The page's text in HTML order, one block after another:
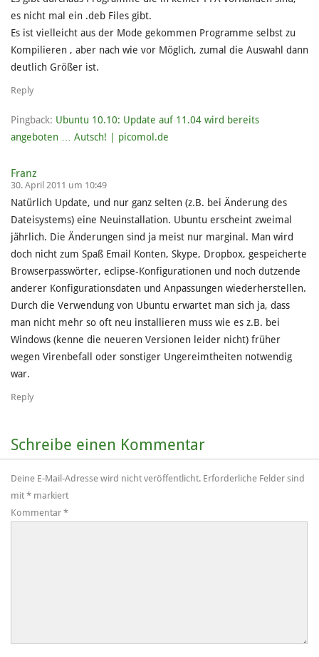
es nicht mal ein .deb Files gibt.
Es ist vielleicht aus der Mode gekommen Programme selbst zu
Kompilieren , aber nach wie vor Möglich, zumal die Auswahl dann
deutlich Größer ist.
Reply
Pingback: Ubuntu 10.10: Update auf 11.04 wird bereits
angeboten … Autsch! | picomol.de
Franz
30. April 2011 um 10:49
Natürlich Update, und nur ganz selten (z.B. bei Änderung des
Dateisystems) eine Neuinstallation. Ubuntu erscheint zweimal
jährlich. Die Änderungen sind ja meist nur marginal. Man wird
doch nicht zum Spaß Email Konten, Skype, Dropbox, gespeicherte
Browserpasswörter, eclipse-Konfigurationen und noch dutzende
anderer Konfigurationsdaten und Anpassungen wiederherstellen.
Durch die Verwendung von Ubuntu erwartet man sich ja, dass
man nicht mehr so oft neu installieren muss wie es z.B. bei
Windows (kenne die neueren Versionen leider nicht) früher
wegen Virenbefall oder sonstiger Ungereimtheiten notwendig
war.
Reply
Schreibe einen Kommentar
Deine E-Mail-Adresse wird nicht veröffentlicht. Erforderliche Felder sind
mit * markiert
Kommentar *